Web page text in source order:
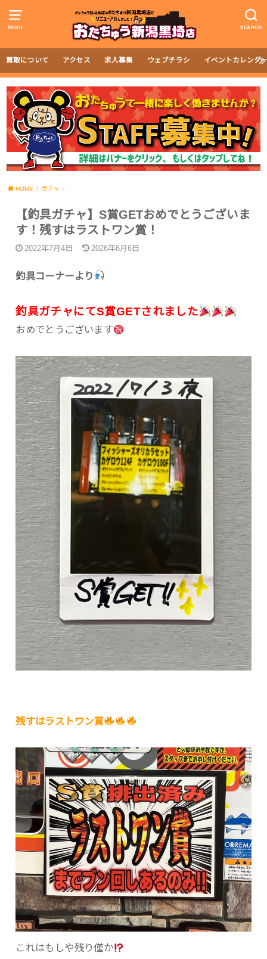
MENU SEARCH
買取について アクセス 求人募集 ウェブチラシ イベントカレンダ
HOME ガチャ
【釣具ガチャ】S賞GETおめでとうございま
す！残すはラストワン賞！
2022年7月4日 2026年6月6日
釣具コーナーより‪
釣具ガチャにてS賞GETされました
おめでとうございます
残すはラストワン賞
これはもしや残り僅か